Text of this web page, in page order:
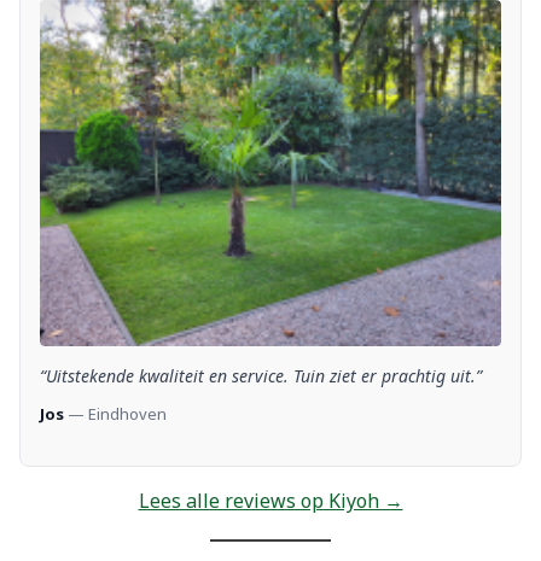
“Uitstekende kwaliteit en service. Tuin ziet er prachtig uit.”
Jos — Eindhoven
Lees alle reviews op Kiyoh →